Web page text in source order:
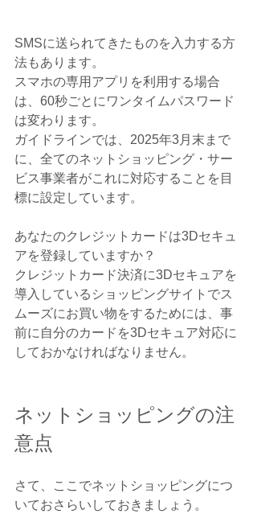
SMSに送られてきたものを入力する方
法もあります。
スマホの専用アプリを利用する場合
は、60秒ごとにワンタイムパスワード
は変わります。
ガイドラインでは、2025年3月末まで
に、全てのネットショッピング・サー
ビス事業者がこれに対応することを目
標に設定しています。
あなたのクレジットカードは3Dセキュ
アを登録していますか？
クレジットカード決済に3Dセキュアを
導入しているショッピングサイトでス
ムーズにお買い物をするためには、事
前に自分のカードを3Dセキュア対応に
しておかなければなりません。
ネットショッピングの注
意点
さて、ここでネットショッピングにつ
いておさらいしておきましょう。